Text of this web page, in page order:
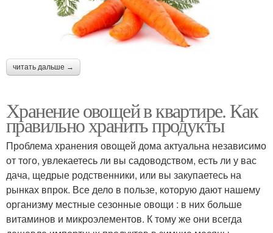
читать дальше →
Хранение овощей в квартире. Как
правильно хранить продукты
Проблема хранения овощей дома актуальна независимо
от того, увлекаетесь ли вы садоводством, есть ли у вас
дача, щедрые родственники, или вы закупаетесь на
рынках впрок. Все дело в пользе, которую дают нашему
организму местные сезонные овощи : в них больше
витаминов и микроэлементов. К тому же они всегда